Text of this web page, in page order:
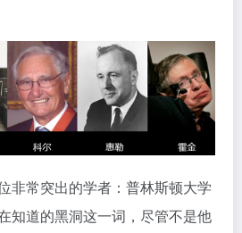
常突出的学者：普林斯顿大学
知道的黑洞这一词，尽管不是他